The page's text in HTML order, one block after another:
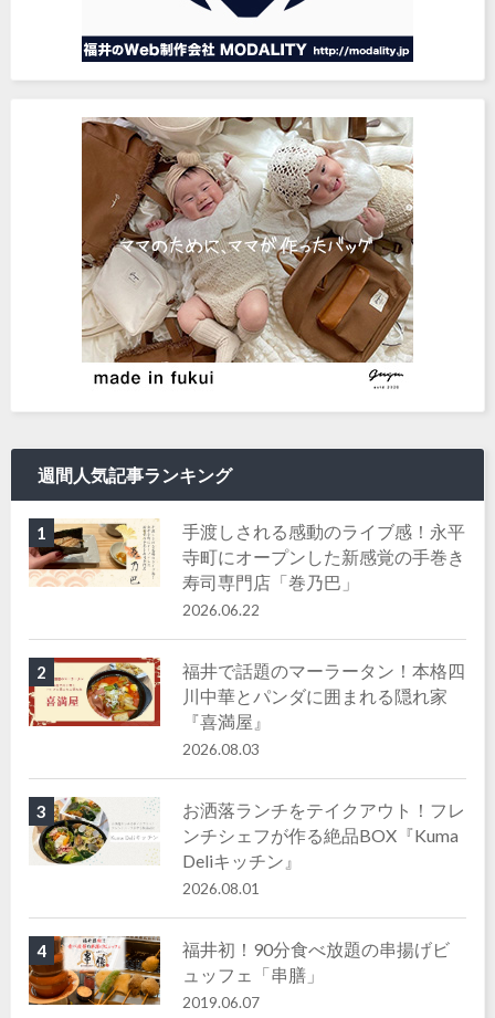
週間人気記事ランキング
1
手渡しされる感動のライブ感！永平
寺町にオープンした新感覚の手巻き
寿司専門店「巻乃巴」
2026.06.22
2
福井で話題のマーラータン！本格四
川中華とパンダに囲まれる隠れ家
『喜満屋』
2026.08.03
3
お洒落ランチをテイクアウト！フレ
ンチシェフが作る絶品BOX『Kuma
Deliキッチン』
2026.08.01
4
福井初！90分食べ放題の串揚げビ
ュッフェ「串膳」
2019.06.07